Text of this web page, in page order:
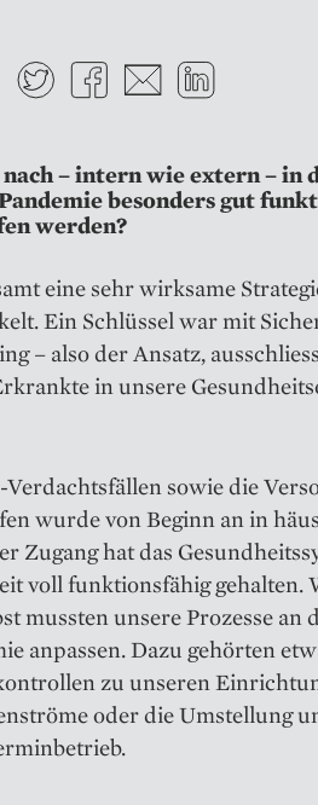
TwitterFacebook
E-mail
– intern wie extern – in
besonders gut
werden?
eine sehr wirksame
Ein Schlüssel war mit
– also der Ansatz,
in unsere
sowie die
wurde von Beginn an in
Zugang hat das
voll funktionsfähig gehalten.
­mussten unsere Prozesse an
anpassen. Dazu gehörten
zu unseren
oder die Umstellung